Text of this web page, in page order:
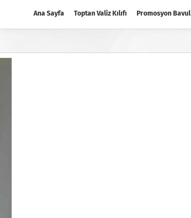
Ana Sayfa Toptan Valiz Kılıfı Promosyon Bavul